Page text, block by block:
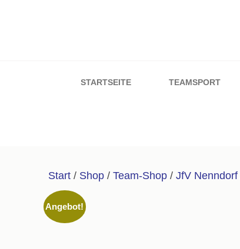
STARTSEITE TEAMSPORT
Start / Shop / Team-Shop / JfV Nenndorf
Angebot!